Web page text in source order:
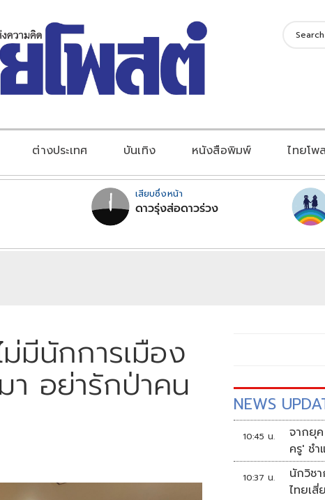
ต่างประเทศ บันเทิง หนังสือพิมพ์ ไทยโ
เสียบซึ่งหน้า
ดาวรุ่งส่อดาวร่วง
นักการเมือง
า อย่ารักป่าคน NEWS
10:45 น.
จากยุ
ครู' ช
ต้องก
10:37 น.
นักวิช
ไทยเ